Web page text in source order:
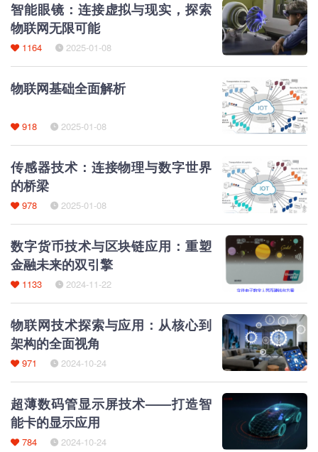
智能眼镜：连接虚拟与现实，探索
物联网无限可能
1164 2025-01-08
物联网基础全面解析
918 2025-01-08
传感器技术：连接物理与数字世界
的桥梁
978 2025-01-08
数字货币技术与区块链应用：重塑
金融未来的双引擎
1133 2024-11-22
物联网技术探索与应用：从核心到
架构的全面视角
971 2024-10-24
超薄数码管显示屏技术——打造智
能卡的显示应用
784 2024-10-24